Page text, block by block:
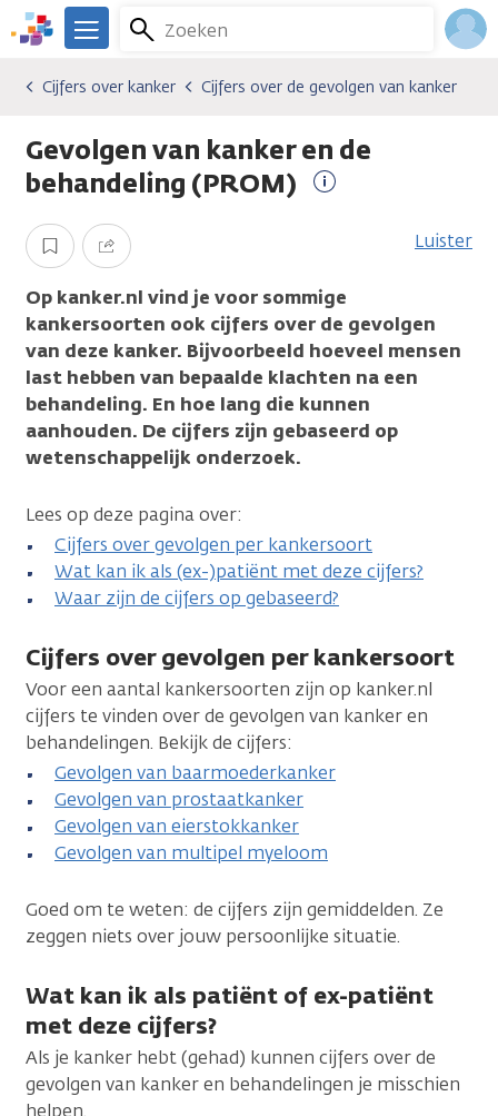
Overslaan
en
gaan
We
er
je.
Kanker.nl
Zoeken
Menu
Algemene onderwerpen
Cijfers over kanker
Cijfers over de gevolgen van kanker
Cijfers over kanker Cijfers over de gevolgen van kanker
Gevolgen van kanker en de
behandeling (PROM)
Opslaan Delen Luister
Op kanker.nl vind je voor sommige
kankersoorten ook cijfers over de gevolgen
van deze kanker. Bijvoorbeeld hoeveel mensen
last hebben van bepaalde klachten na een
behandeling. En hoe lang die kunnen
aanhouden. De cijfers zijn gebaseerd op
wetenschappelijk onderzoek.
Lees op deze pagina over:
Cijfers over gevolgen per kankersoort
Wat kan ik als (ex-)patiënt met deze cijfers?
Waar zijn de cijfers op gebaseerd?
Cijfers over gevolgen per kankersoort
Voor een aantal kankersoorten zijn op kanker.nl
cijfers te vinden over de gevolgen van kanker en
behandelingen. Bekijk de cijfers:
Gevolgen van baarmoederkanker
Gevolgen van prostaatkanker
Gevolgen van eierstokkanker
Gevolgen van multipel myeloom
Goed om te weten: de cijfers zijn gemiddelden. Ze
zeggen niets over jouw persoonlijke situatie.
Wat kan ik als patiënt of ex-patiënt
met deze cijfers?
Als je kanker hebt (gehad) kunnen cijfers over de
gevolgen van kanker en behandelingen je misschien
helpen.